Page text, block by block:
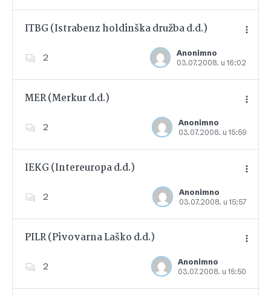
ITBG (Istrabenz holdinška družba d.d.)
2
Anonimno
03.07.2008. u 16:02
Dodajte u favorite
MER (Merkur d.d.)
2
Anonimno
03.07.2008. u 15:59
Dodajte u favorite
IEKG (Intereuropa d.d.)
2
Anonimno
03.07.2008. u 15:57
Dodajte u favorite
PILR (Pivovarna Laško d.d.)
2
Anonimno
03.07.2008. u 15:50
Dodajte u favorite